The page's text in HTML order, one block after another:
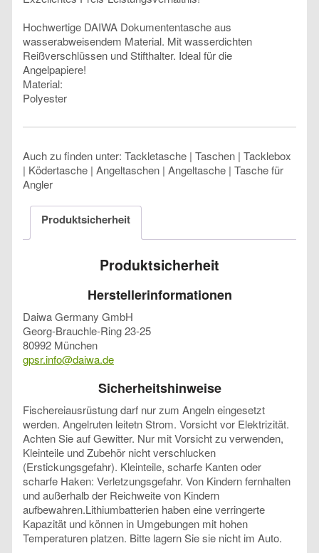
Hochwertige DAIWA Dokumententasche aus
wasserabweisendem Material. Mit wasserdichten
Reißverschlüssen und Stifthalter. Ideal für die
Angelpapiere!
Material:
Polyester
Auch zu finden unter: Tackletasche | Taschen | Tacklebox
| Ködertasche | Angeltaschen | Angeltasche | Tasche für
Angler
Produktsicherheit
Produktsicherheit
Herstellerinformationen
Daiwa Germany GmbH
Georg-Brauchle-Ring 23-25
80992 München
gpsr.info@daiwa.de
Sicherheitshinweise
Fischereiausrüstung darf nur zum Angeln eingesetzt
werden. Angelruten leitetn Strom. Vorsicht vor Elektrizität.
Achten Sie auf Gewitter. Nur mit Vorsicht zu verwenden,
Kleinteile und Zubehör nicht verschlucken
(Erstickungsgefahr). Kleinteile, scharfe Kanten oder
scharfe Haken: Verletzungsgefahr. Von Kindern fernhalten
und außerhalb der Reichweite von Kindern
aufbewahren.Lithiumbatterien haben eine verringerte
Kapazität und können in Umgebungen mit hohen
Temperaturen platzen. Bitte lagern Sie sie nicht im Auto.